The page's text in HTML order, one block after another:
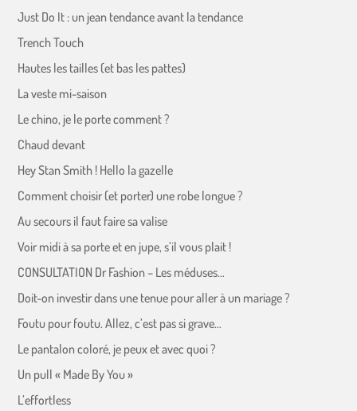
Just Do It : un jean tendance avant la tendance
Trench Touch
Hautes les tailles (et bas les pattes)
La veste mi-saison
Le chino, je le porte comment ?
Chaud devant
Hey Stan Smith ! Hello la gazelle
Comment choisir (et porter) une robe longue ?
Au secours il faut faire sa valise
Voir midi à sa porte et en jupe, s’il vous plait !
CONSULTATION Dr Fashion – Les méduses…
Doit-on investir dans une tenue pour aller à un mariage ?
Foutu pour foutu. Allez, c’est pas si grave…
Le pantalon coloré, je peux et avec quoi ?
Un pull « Made By You »
L’effortless